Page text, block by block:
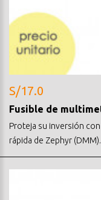
S/17.0
Fusible de
Proteja su inversión
rápida de Zephyr